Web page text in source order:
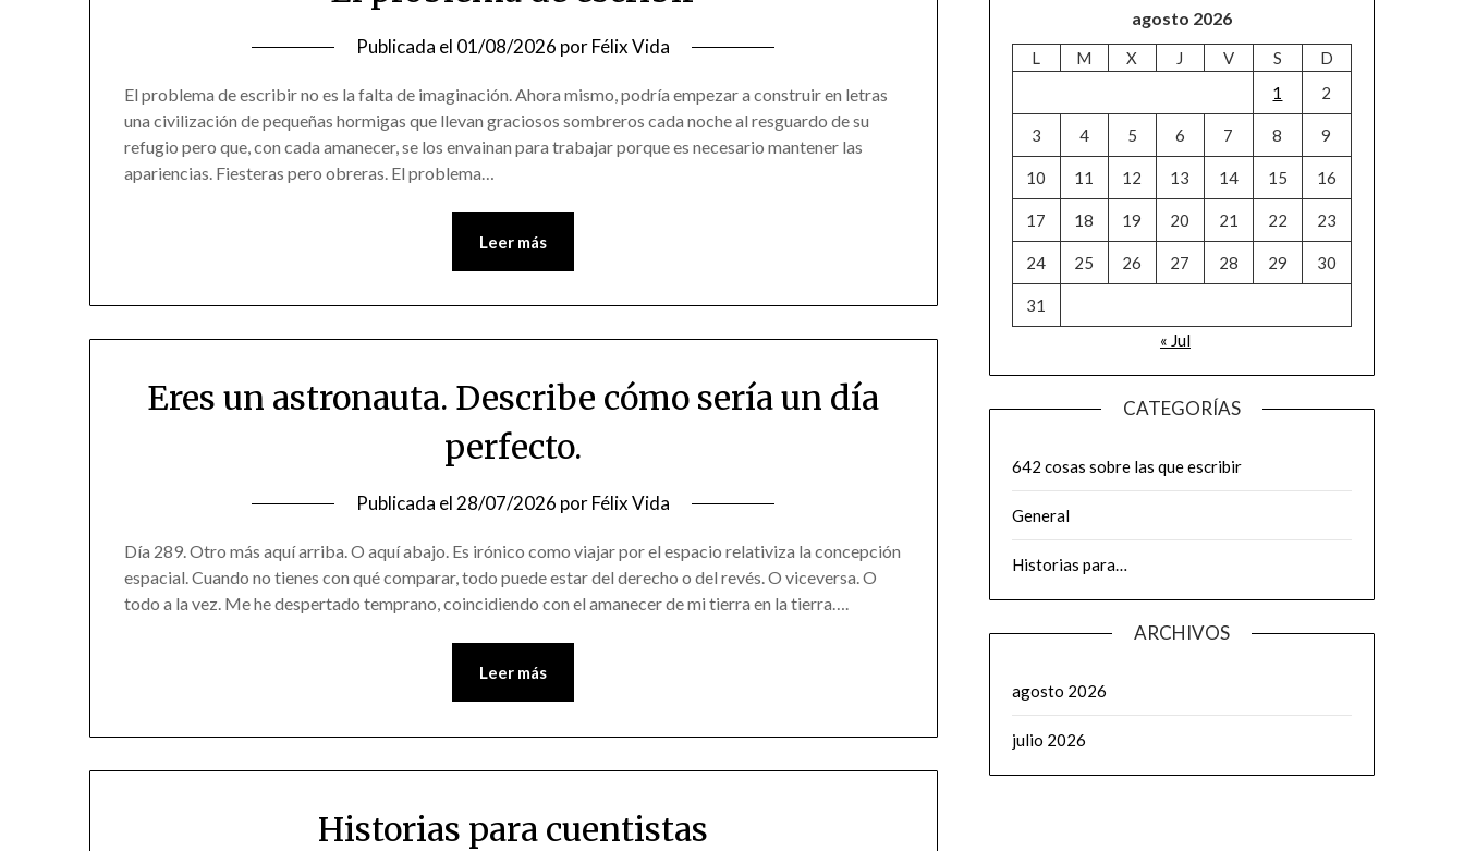
Publicada el 01/08/2026 porFélix Vida
El problema de escribir no es la falta de imaginación. Ahora mismo, podría empezar a construir en letras
una civilización de pequeñas hormigas que llevan graciosos sombreros cada noche al resguardo de su
refugio pero que, con cada amanecer, se los envainan para trabajar porque es necesario mantener las
apariencias. Fiesteras pero obreras. El problema…
Leer más
Eres un astronauta. Describe cómo sería un día
perfecto.
Publicada el28/07/2026 porFélix Vida
Día 289. Otro más aquí arriba. O aquí abajo. Es irónico como viajar por el espacio relativiza la concepción
espacial. Cuando no tienes con qué comparar, todo puede estar del derecho o del revés. O viceversa. O
todo a la vez. Me he despertado temprano, coincidiendo con el amanecer de mi tierra en la tierra….
Leer más
Historias para cuentistas
agosto 2026
L M X J V S
D
1
2
3 4 5 6 7 8 9
10 11 12 13 14 15 16
17 18 19 20 21 22 23
24 25 26 27 28 29 30
31
« Jul
CATEGORÍAS
642 cosas sobre las que escribir
General
Historias para…
ARCHIVOS
agosto 2026
julio 2026